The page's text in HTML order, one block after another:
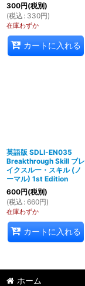
300円(税別)
(税込 : 330円)
在庫わずか
カートに入れる
英語版 SDLI-EN035
Breakthrough Skill ブレ
イクスルー・スキル (ノ
ーマル) 1st Edition
600円(税別)
(税込 : 660円)
在庫わずか
カートに入れる
ホーム